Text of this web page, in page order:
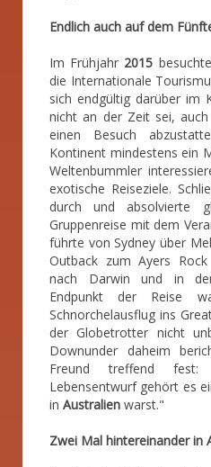
Endlich auch auf dem
Im Frühjahr 2015
die Internationale
sich endgültig darüber im
nicht an der Zeit sei,
einen Besuch
Kontinent mindestens ein
Weltenbummler
exotische Reiseziele.
durch und absolvierte
Gruppenreise mit dem
führte von Sydney über
Outback zum Ayers
nach Darwin und in
Endpunkt der Reise
Schnorchelausflug ins
der Globetrotter nicht
Downunder daheim
Freund treffend
Lebensentwurf gehört es
in Australien warst."
Zwei Mal hintereinander in